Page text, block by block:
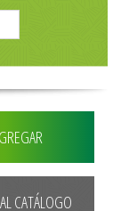
CATÁLOGO